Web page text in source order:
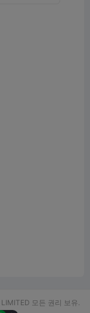
모든 권리 보유.